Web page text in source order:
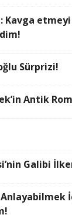
Kavga
Sürprizi!
Antik
Galibi
Anlayabilmek